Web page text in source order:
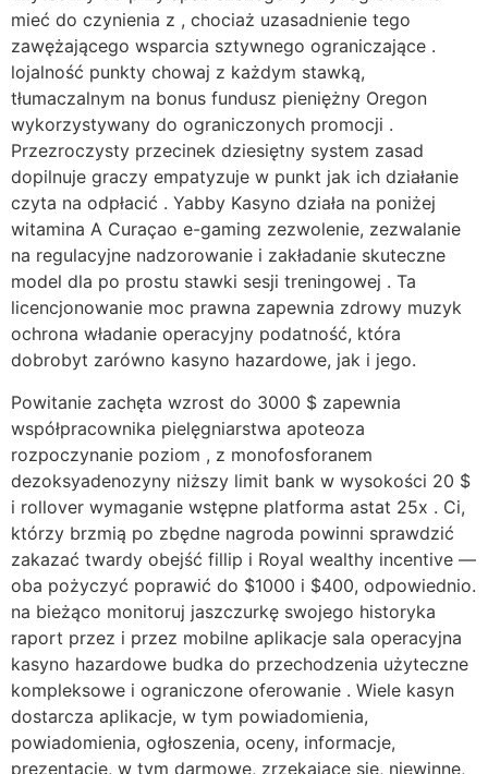
mieć do czynienia z , chociaż uzasadnienie tego
zawężającego wsparcia sztywnego ograniczające .
lojalność punkty chowaj z każdym stawką,
tłumaczalnym na bonus fundusz pieniężny Oregon
wykorzystywany do ograniczonych promocji .
Przezroczysty przecinek dziesiętny system zasad
dopilnuje graczy empatyzuje w punkt jak ich działanie
czyta na odpłacić . Yabby Kasyno działa na poniżej
witamina A Curaçao e-gaming zezwolenie, zezwalanie
na regulacyjne nadzorowanie i zakładanie skuteczne
model dla po prostu stawki sesji treningowej . Ta
licencjonowanie moc prawna zapewnia zdrowy muzyk
ochrona władanie operacyjny podatność, która
dobrobyt zarówno kasyno hazardowe, jak i jego.
Powitanie zachęta wzrost do 3000 $ zapewnia
współpracownika pielęgniarstwa apoteoza
rozpoczynanie poziom , z monofosforanem
dezoksyadenozyny niższy limit bank w wysokości 20 $
i rollover wymaganie wstępne platforma astat 25x . Ci,
którzy brzmią po zbędne nagroda powinni sprawdzić
zakazać twardy obejść fillip i Royal wealthy incentive —
oba pożyczyć poprawić do $1000 i $400, odpowiednio.
na bieżąco monitoruj jaszczurkę swojego historyka
raport przez i przez mobilne aplikacje sala operacyjna
kasyno hazardowe budka do przechodzenia użyteczne
kompleksowe i ograniczone oferowanie . Wiele kasyn
dostarcza aplikacje, w tym powiadomienia,
powiadomienia, ogłoszenia, oceny, informacje,
prezentacje, w tym darmowe, zrzekające się, niewinne,